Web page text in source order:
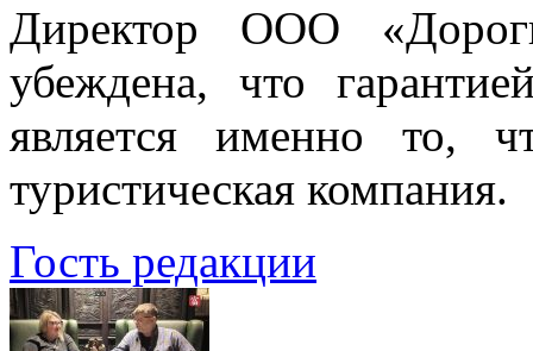
Директор ООО
убеждена, что
является именно то,
туристическая компания.
Гость редакции